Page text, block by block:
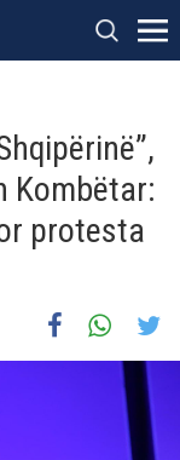
Kombëtar:
protesta